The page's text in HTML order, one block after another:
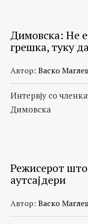
Димовска: Не
грешка, туку
Автор: Васко
Интервју со
Димовска
Режисерот
аутсајдери
Автор: Васко